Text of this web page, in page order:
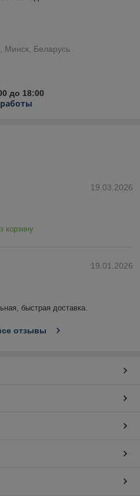
Минск, Беларусь
до 18:00
19.03.2026
корзину
19.01.2026
быстрая доставка.
отзывы